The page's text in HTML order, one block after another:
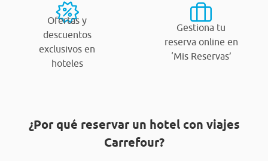
Ofertas y
descuentos
exclusivos en
hoteles
Gestiona tu
reserva online en
‘Mis Reservas’
¿Por qué reservar un hotel con viajes
Carrefour?